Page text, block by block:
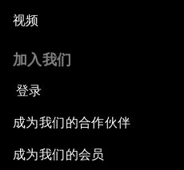
视频
加入我们
登录
成为我们的合作伙伴
成为我们的会员